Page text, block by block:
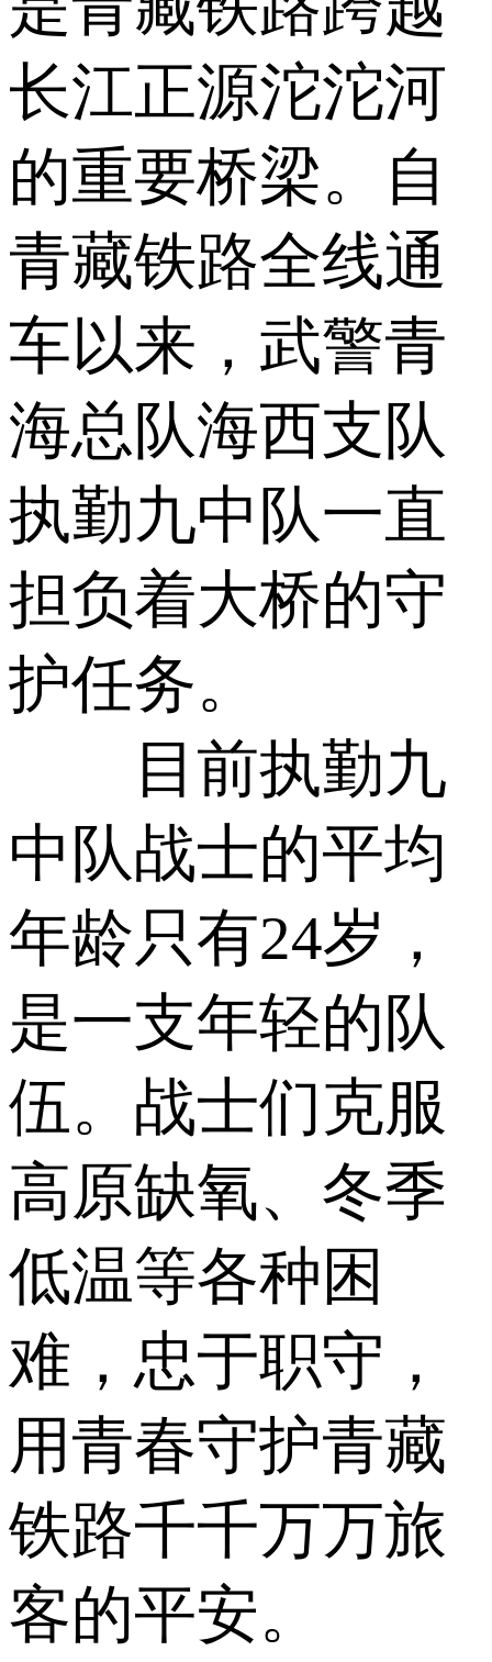
长江正源沱沱河
的重要桥梁。自
青藏铁路全线通
车以来，武警青
海总队海西支队
执勤九中队一直
担负着大桥的守
护任务。
目前执勤九
中队战士的平均
年龄只有24岁，
是一支年轻的队
伍。战士们克服
高原缺氧、冬季
低温等各种困
难，忠于职守，
用青春守护青藏
铁路千千万万旅
客的平安。